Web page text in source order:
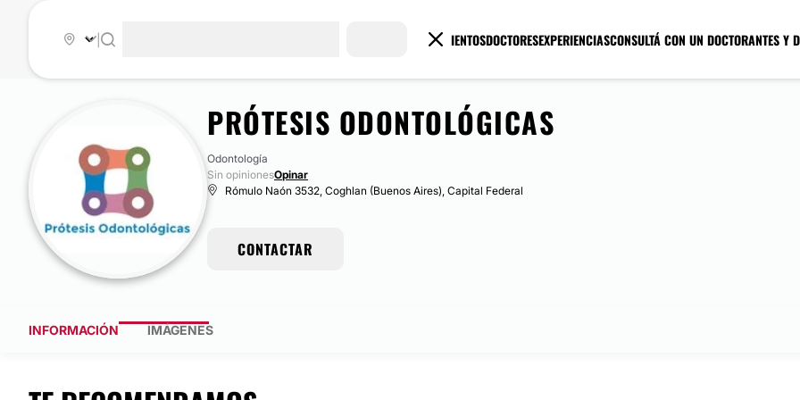
TRATAMIENTOSDOCTORESEXPERIENCIASCONSULTÁ CON UN DOCTORANTES Y
PRÓTESIS ODONTOLÓGICAS
Odontología
Sin opinionesOpinar
Rómulo Naón 3532, Coghlan (Buenos Aires), Capital Federal
CONTACTAR
INFORMACIÓN IMÁGENES